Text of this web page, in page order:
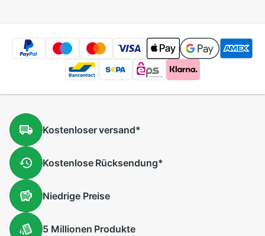
Kostenloserversand*
KostenloseRücksendung*
NiedrigePreise
5 Millionen Produkte